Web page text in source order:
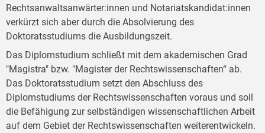
Rechtsanwaltsanwärter:innen und Notariatskandidat:innen
verkürzt sich aber durch die Absolvierung des
Doktoratsstudiums die Ausbildungszeit.
Das Diplomstudium schließt mit dem akademischen Grad
"Magistra" bzw. "Magister der Rechtswissenschaften“ ab.
Das Doktoratsstudium setzt den Abschluss des
Diplomstudiums der Rechtswissenschaften voraus und soll
die Befähigung zur selbständigen wissenschaftlichen Arbeit
auf dem Gebiet der Rechtswissenschaften weiterentwickeln.